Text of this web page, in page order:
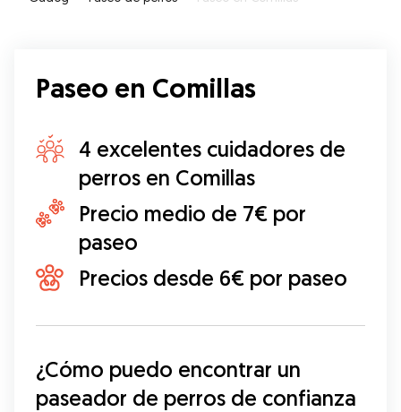
Paseo en Comillas
4 excelentes cuidadores de
perros en Comillas
Precio medio de 7€ por
paseo
Precios desde 6€ por paseo
¿Cómo puedo encontrar un
paseador de perros de confianza